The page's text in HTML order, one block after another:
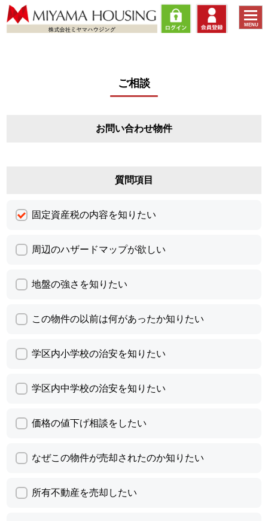
toggle
MENU
ご相談
お問い合わせ物件
質問項目
固定資産税の内容を知りたい
周辺のハザードマップが欲しい
地盤の強さを知りたい
この物件の以前は何があったか知りたい
学区内小学校の治安を知りたい
学区内中学校の治安を知りたい
価格の値下げ相談をしたい
なぜこの物件が売却されたのか知りたい
所有不動産を売却したい